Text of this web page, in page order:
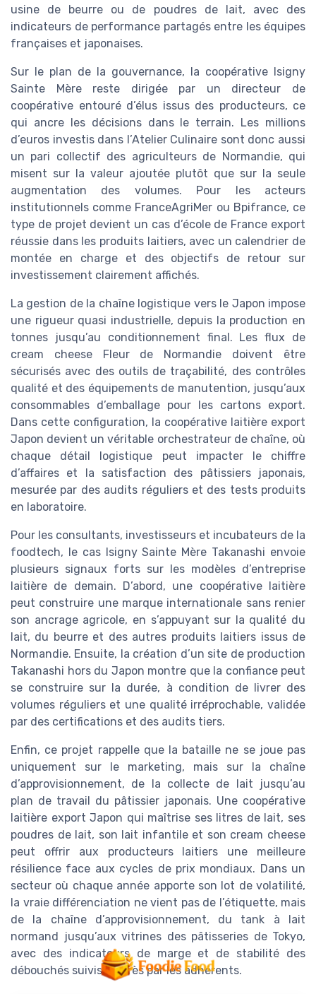
usine de beurre ou de poudres de lait, avec des
indicateurs de performance partagés entre les équipes
françaises et japonaises.
Sur le plan de la gouvernance, la coopérative Isigny
Sainte Mère reste dirigée par un directeur de
coopérative entouré d’élus issus des producteurs, ce
qui ancre les décisions dans le terrain. Les millions
d’euros investis dans l’Atelier Culinaire sont donc aussi
un pari collectif des agriculteurs de Normandie, qui
misent sur la valeur ajoutée plutôt que sur la seule
augmentation des volumes. Pour les acteurs
institutionnels comme FranceAgriMer ou Bpifrance, ce
type de projet devient un cas d’école de France export
réussie dans les produits laitiers, avec un calendrier de
montée en charge et des objectifs de retour sur
investissement clairement affichés.
La gestion de la chaîne logistique vers le Japon impose
une rigueur quasi industrielle, depuis la production en
tonnes jusqu’au conditionnement final. Les flux de
cream cheese Fleur de Normandie doivent être
sécurisés avec des outils de traçabilité, des contrôles
qualité et des équipements de manutention, jusqu’aux
consommables d’emballage pour les cartons export.
Dans cette configuration, la coopérative laitière export
Japon devient un véritable orchestrateur de chaîne, où
chaque détail logistique peut impacter le chiffre
d’affaires et la satisfaction des pâtissiers japonais,
mesurée par des audits réguliers et des tests produits
en laboratoire.
Pour les consultants, investisseurs et incubateurs de la
foodtech, le cas Isigny Sainte Mère Takanashi envoie
plusieurs signaux forts sur les modèles d’entreprise
laitière de demain. D’abord, une coopérative laitière
peut construire une marque internationale sans renier
son ancrage agricole, en s’appuyant sur la qualité du
lait, du beurre et des autres produits laitiers issus de
Normandie. Ensuite, la création d’un site de production
Takanashi hors du Japon montre que la confiance peut
se construire sur la durée, à condition de livrer des
volumes réguliers et une qualité irréprochable, validée
par des certifications et des audits tiers.
Enfin, ce projet rappelle que la bataille ne se joue pas
uniquement sur le marketing, mais sur la chaîne
d’approvisionnement, de la collecte de lait jusqu’au
plan de travail du pâtissier japonais. Une coopérative
laitière export Japon qui maîtrise ses litres de lait, ses
poudres de lait, son lait infantile et son cream cheese
peut offrir aux producteurs laitiers une meilleure
résilience face aux cycles de prix mondiaux. Dans un
secteur où chaque année apporte son lot de volatilité,
la vraie différenciation ne vient pas de l’étiquette, mais
de la chaîne d’approvisionnement, du tank à lait
normand jusqu’aux vitrines des pâtisseries de Tokyo,
avec des indicateurs de marge et de stabilité des
débouchés suivis de près par les adhérents.